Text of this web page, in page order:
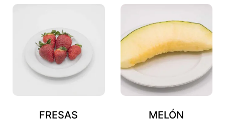
FRESAS
MELÓN